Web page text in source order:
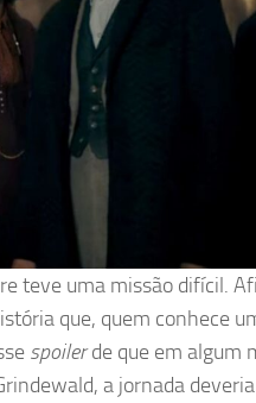
teve uma missão difícil.
que, quem conhece
spoilerde que em algum
a jornada